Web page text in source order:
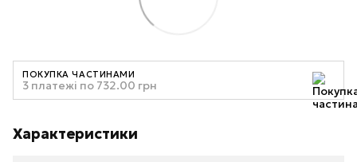
ПОКУПКА ЧАСТИНАМИ
3 платежі по 732.00 грн
Характеристики